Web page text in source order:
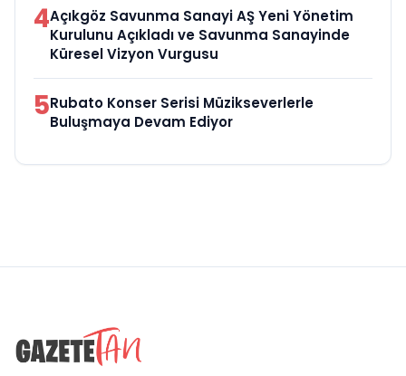
4Açıkgöz Savunma Sanayi AŞ Yeni Yönetim
Kurulunu Açıkladı ve Savunma Sanayinde
Küresel Vizyon Vurgusu
5Rubato Konser Serisi Müzikseverlerle
Buluşmaya Devam Ediyor